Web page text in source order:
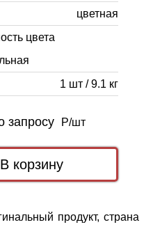
цветная
цвета
1 шт / 9.1 кг
запросу Р/шт
продукт, страна